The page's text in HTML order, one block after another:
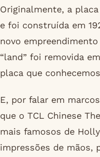
Originalmente, a
e foi construída em
novo
“land” foi removida
placa que
E, por falar em
que o TCL Chinese
mais famosos de
impressões de mãos,